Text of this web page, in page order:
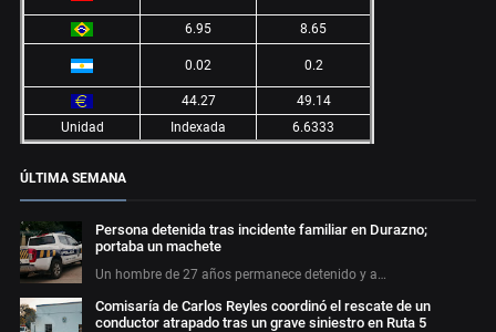
6.95 8.65
0.02 0.2
44.27
49.14
Unidad
Indexada 6.6333
ÚLTIMA SEMANA
Persona detenida tras incidente familiar en Durazno;
portaba un machete
Un hombre de 27 años permanece detenido y a…
Comisaría de Carlos Reyles coordinó el rescate de un
conductor atrapado tras un grave siniestro en Ruta 5